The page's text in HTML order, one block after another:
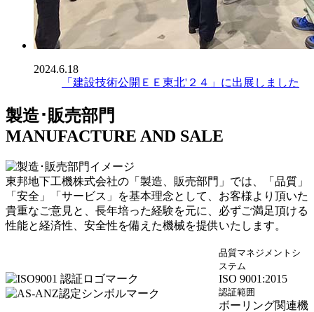
2024.6.18
「建設技術公開ＥＥ東北'２４」に出展しました
製造･販売部門
MANUFACTURE AND SALE
東邦地下工機株式会社の「製造、販売部門」では、「品質」
「安全」「サービス」を基本理念として、お客様より頂いた
貴重なご意見と、長年培った経験を元に、必ずご満足頂ける
性能と経済性、安全性を備えた機械を提供いたします。
品質マネジメントシ
ステム
ISO 9001:2015
認証範囲
ボーリング関連機